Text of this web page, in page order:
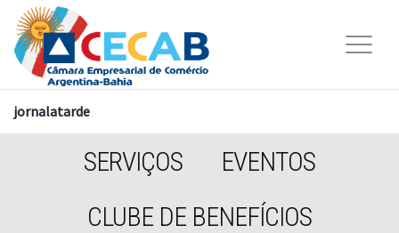
jornalatarde
SERVIÇOS
EVENTOS
CLUBE DE BENEFÍCIOS